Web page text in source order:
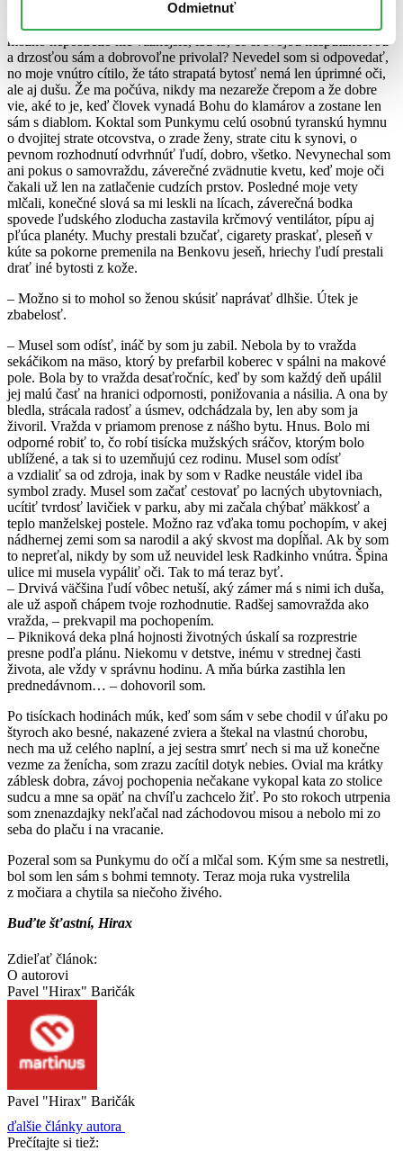
Odmietnuť
Tak prečo som uveril tomuto chalaniskovi, ktorého za svoj život
možno nepostretlo nič vážnejšie, iba to, čo si svojou nespútanosťou
a drzosťou sám a dobrovoľne privolal? Nevedel som si odpovedať,
no moje vnútro cítilo, že táto strapatá bytosť nemá len úprimné oči,
ale aj dušu. Že ma počúva, nikdy ma nezareže črepom a že dobre
vie, aké to je, keď človek vynadá Bohu do klamárov a zostane len
sám s diablom. Koktal som Punkymu celú osobnú tyranskú hymnu
o dvojitej strate otcovstva, o zrade ženy, strate citu k synovi, o
pevnom rozhodnutí odvrhnúť ľudí, dobro, všetko. Nevynechal som
ani pokus o samovraždu, záverečné zvädnutie kvetu, keď moje oči
čakali už len na zatlačenie cudzích prstov. Posledné moje vety
mlčali, konečné slová sa mi leskli na lícach, záverečná bodka
spovede ľudského zloducha zastavila krčmový ventilátor, pípu aj
pľúca planéty. Muchy prestali bzučať, cigarety praskať, pleseň v
kúte sa pokorne premenila na Benkovu jeseň, hriechy ľudí prestali
drať iné bytosti z kože.
– Možno si to mohol so ženou skúsiť naprávať dlhšie. Útek je
zbabelosť.
– Musel som odísť, ináč by som ju zabil. Nebola by to vražda
sekáčikom na mäso, ktorý by prefarbil koberec v spálni na makové
pole. Bola by to vražda desaťročníc, keď by som každý deň upálil
jej malú časť na hranici odpornosti, ponižovania a násilia. A ona by
bledla, strácala radosť a úsmev, odchádzala by, len aby som ja
živoril. Vražda v priamom prenose z nášho bytu. Hnus. Bolo mi
odporné robiť to, čo robí tisícka mužských sráčov, ktorým bolo
ublížené, a tak si to uzemňujú cez rodinu. Musel som odísť
a vzdialiť sa od zdroja, inak by som v Radke neustále videl iba
symbol zrady. Musel som začať cestovať po lacných ubytovniach,
ucítiť tvrdosť lavičiek v parku, aby mi začala chýbať mäkkosť a
teplo manželskej postele. Možno raz vďaka tomu pochopím, v akej
nádhernej zemi som sa narodil a aký skvost ma dopĺňal. Ak by som
to nepreťal, nikdy by som už neuvidel lesk Radkinho vnútra. Špina
ulice mi musela vypáliť oči. Tak to má teraz byť.
– Drvivá väčšina ľudí vôbec netuší, aký zámer má s nimi ich duša,
ale už aspoň chápem tvoje rozhodnutie. Radšej samovražda ako
vražda, – prekvapil ma pochopením.
– Pikniková deka plná hojnosti životných úskalí sa rozprestrie
presne podľa plánu. Niekomu v detstve, inému v strednej časti
života, ale vždy v správnu hodinu. A mňa búrka zastihla len
prednedávnom… – dohovoril som.
Po tisíckach hodinách múk, keď som sám v sebe chodil v úľaku po
štyroch ako besné, nakazené zviera a štekal na vlastnú chorobu,
nech ma už celého naplní, a jej sestra smrť nech si ma už konečne
vezme za ženícha, som zrazu zacítil dotyk nebies. Ovial ma krátky
záblesk dobra, závoj pochopenia nečakane vykopal kata zo stolice
sudcu a mne sa opäť na chvíľu zachcelo žiť. Po sto rokoch utrpenia
som znenazdajky nekľačal nad záchodovou misou a nebolo mi zo
seba do plaču i na vracanie.
Pozeral som sa Punkymu do očí a mlčal som. Kým sme sa nestretli,
bol som len sám s bohmi temnoty. Teraz moja ruka vystrelila
z močiara a chytila sa niečoho živého.
Buďte šťastní, Hirax
Zdieľať článok:
O autorovi
Pavel "Hirax" Baričák
Pavel "Hirax" Baričák
ďalšie články autora
Prečítajte si tiež: